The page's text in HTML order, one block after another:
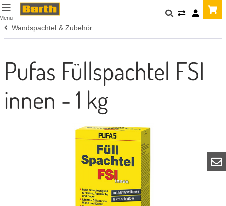
Wandspachtel & Zubehör
Pufas Füllspachtel FSI
innen - 1 kg